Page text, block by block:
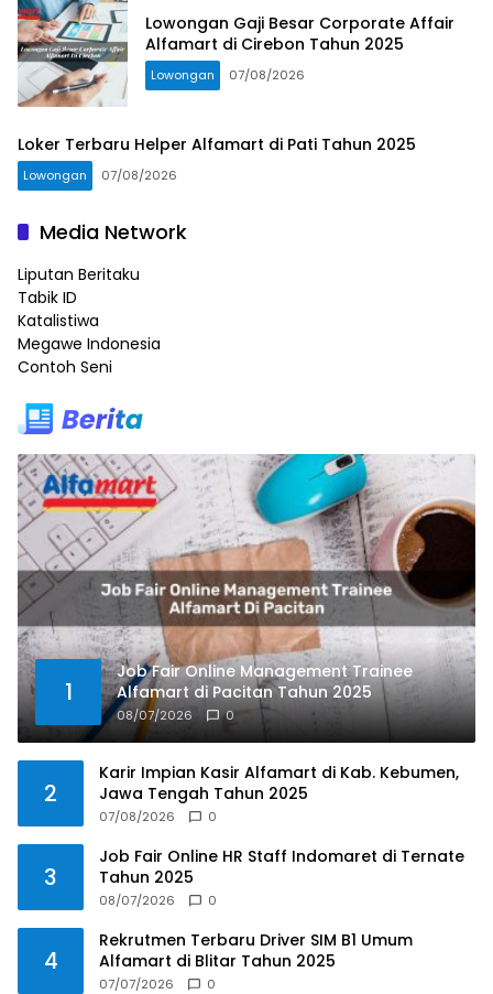
Lowongan Gaji Besar Corporate Affair
Alfamart di Cirebon Tahun 2025
Lowongan 07/08/2026
Loker Terbaru Helper Alfamart di Pati Tahun 2025
Lowongan 07/08/2026
Media Network
Liputan Beritaku
Tabik ID
Katalistiwa
Megawe Indonesia
Contoh Seni
1
Job Fair Online Management Trainee
Alfamart di Pacitan Tahun 2025
08/07/2026 0
2
Karir Impian Kasir Alfamart di Kab. Kebumen,
Jawa Tengah Tahun 2025
07/08/2026 0
3
Job Fair Online HR Staff Indomaret di Ternate
Tahun 2025
08/07/2026 0
4
Rekrutmen Terbaru Driver SIM B1 Umum
Alfamart di Blitar Tahun 2025
07/07/2026 0